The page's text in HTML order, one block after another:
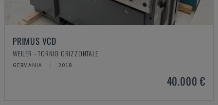
PRIMUS VCD
WEILER - TORNIO ORIZZONTALE
GERMANIA 2018
40.000 €